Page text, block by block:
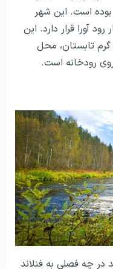
بوده است. این شهر
آورا قرار دارد. این
گرم تابستان، ‏محل
رودخانه است.
در چه فصلی به فنلاند